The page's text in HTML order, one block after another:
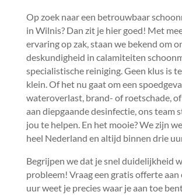
Op zoek naar een betrouwbaar
in Wilnis? Dan zit je hier goed! Met
ervaring op zak, staan we bekend om
deskundigheid in calamiteiten
specialistische reiniging.​ Geen klus is
klein.​ Of het nu gaat om een
wateroverlast, brand- of roetschade,
aan diepgaande desinfectie, ons team
jou te helpen.​ En het mooie? We zijn
heel Nederland en altijd binnen drie
Begrijpen we dat je snel duidelijkheid
probleem! Vraag een gratis offerte aan
uur weet je precies waar je aan toe